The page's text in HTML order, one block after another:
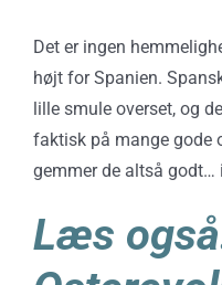
Det er ingen
højt for Spanien.
lille smule overset, og
faktisk på mange gode
gemmer de altså godt…
Læs